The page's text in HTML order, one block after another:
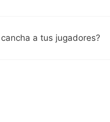
a tus jugadores?